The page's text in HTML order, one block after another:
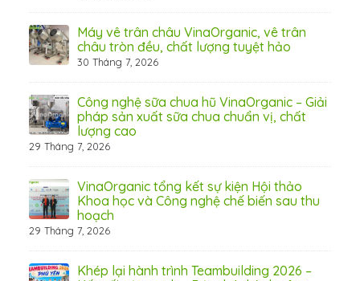
Máy vê trân châu VinaOrganic, vê trân
châu tròn đều, chất lượng tuyệt hảo
30 Tháng 7, 2026
Công nghệ sữa chua hũ VinaOrganic – Giải
pháp sản xuất sữa chua chuẩn vị, chất
lượng cao
29 Tháng 7, 2026
VinaOrganic tổng kết sự kiện Hội thảo
Khoa học và Công nghệ chế biến sau thu
hoạch
29 Tháng 7, 2026
Khép lại hành trình Teambuilding 2026 –